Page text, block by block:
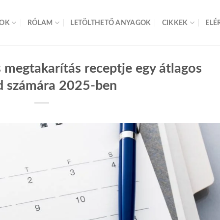
RÓLAM LETÖLTHETŐ ANYAGOK CIKKEK
receptje egy átlagos
számára 2025-ben